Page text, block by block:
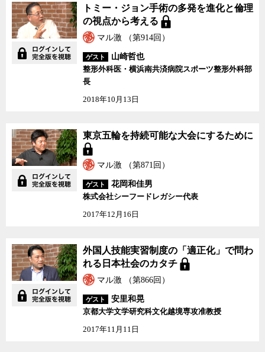
トミー・ジョン手術の多発を進化と倫理
の視点から考える
マル激 （第914回）
ゲスト
山崎哲也
整形外科医・横浜南共済病院スポーツ整形外科部
長
2018年10月13日
東京五輪を持続可能な大会にするために
マル激 （第871回）
ゲスト
花岡和佳男
株式会社シーフードレガシー代表
2017年12月16日
外国人技能実習制度の「適正化」で問わ
れる日本社会のカタチ
マル激 （第866回）
ゲスト
安里和晃
京都大学文学研究科文化越境専攻准教授
2017年11月11日